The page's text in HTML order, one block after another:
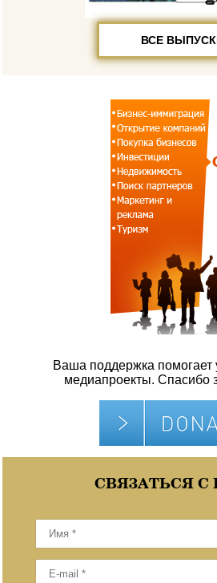
ВСЕ
Ваша поддержка помогает
медиапроекты. Спасибо
СВЯЗАТЬСЯ